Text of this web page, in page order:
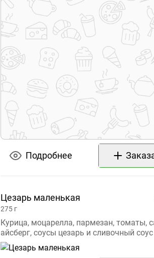
Подробнее
Цезарь маленькая
275 г
Курица, моцарелла, пармезан, томаты,
айсберг, соусы цезарь и сливочный соус